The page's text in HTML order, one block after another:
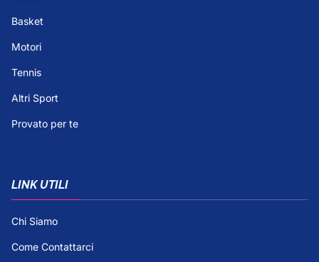
Basket
Motori
Tennis
Altri Sport
Provato per te
LINK UTILI
Chi Siamo
Come Contattarci